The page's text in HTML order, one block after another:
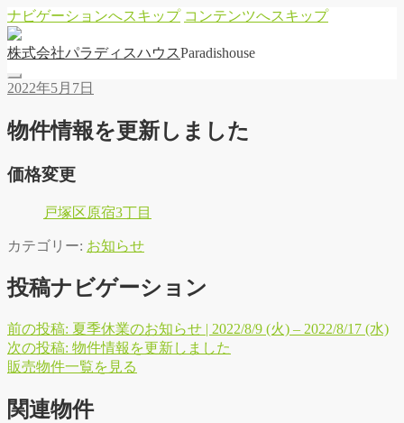
ナビゲーションへスキップ コンテンツへスキップ
株式会社パラディ スハウ スParadishouse
2022年5月7日
物件情報を更新しました
価格変更
戸塚区原宿3丁目
カテゴリー: お知らせ
投稿ナビゲーション
前の投稿: 夏季休業のお知らせ | 2022/8/9 (火) – 2022/8/17 (水)
次の投稿: 物件情報を更新しました
販売物件一覧を 見る
関連物件